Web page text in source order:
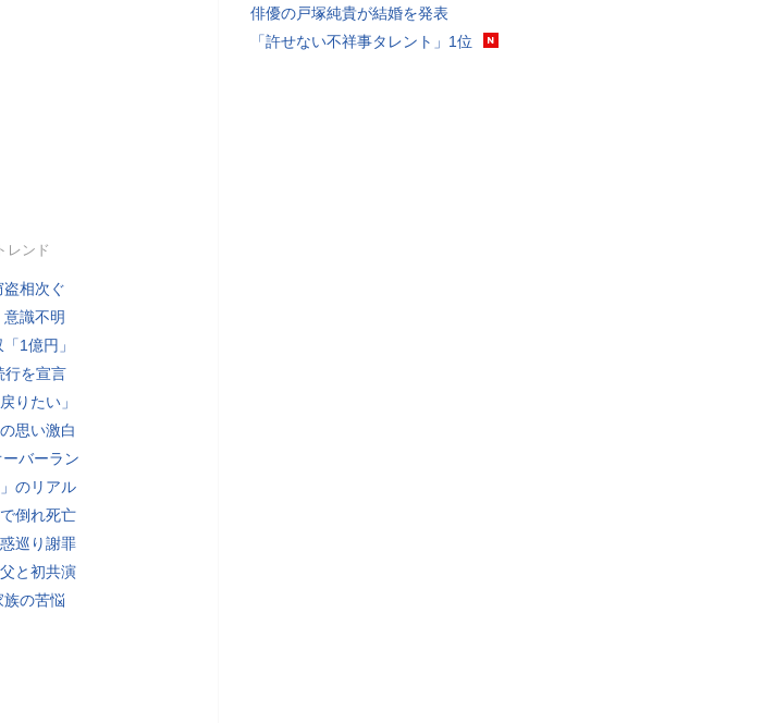
トレンド
相次ぐ
識不明
1億円」
行を宣言
りたい」
思い激白
バーラン
のリアル
倒れ死亡
巡り謝罪
と初共演
の苦悩
俳優の戸塚純貴が結婚を発表
「許せない不祥事タレント」1位